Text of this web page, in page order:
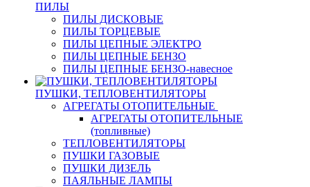
ПИЛЫ
ПИЛЫ ДИСКОВЫЕ
ПИЛЫ ТОРЦЕВЫЕ
ПИЛЫ ЦЕПНЫЕ ЭЛЕКТРО
ПИЛЫ ЦЕПНЫЕ БЕНЗО
ПИЛЫ ЦЕПНЫЕ БЕНЗО-навесное
ПУШКИ, ТЕПЛОВЕНТИЛЯТОРЫ
АГРЕГАТЫ ОТОПИТЕЛЬНЫЕ
АГРЕГАТЫ ОТОПИТЕЛЬНЫЕ
(топливные)
ТЕПЛОВЕНТИЛЯТОРЫ
ПУШКИ ГАЗОВЫЕ
ПУШКИ ДИЗЕЛЬ
ПАЯЛЬНЫЕ ЛАМПЫ